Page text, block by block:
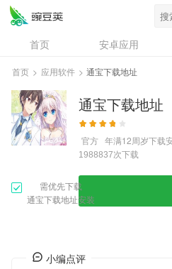
首页 安卓应用
资讯
专题
问答
首页 > 应用软件 > 通宝下载地址
通宝下载地址
官方 年满12周岁下载
1988837次下载
需优先下载
通宝下载地址安装
小编点评